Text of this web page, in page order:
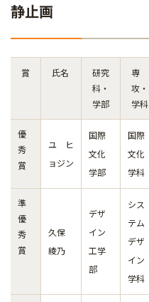
静止画
賞 氏名
研究
科・
学部
専
攻・
学科
優
秀
賞
ユ ヒ
ョジン
国際
文化
学部
国際
文化
学科
準
優
秀
賞
久保
綾乃
デザ
イン
工学
部
シス
テム
デザ
イン
学科